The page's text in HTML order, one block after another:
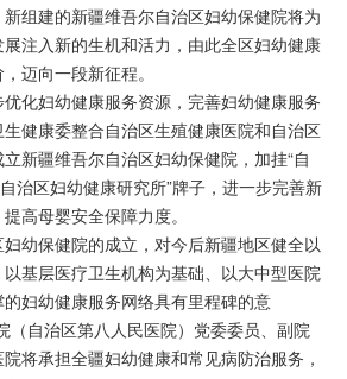
组建的新疆维吾尔自治区妇幼保健院将为
注入新的生机和活力，由此全区妇幼健康
迈向一段新征程。
妇幼健康服务资源，完善妇幼健康服务
健康委整合自治区生殖健康医院和自治区
新疆维吾尔自治区妇幼保健院，加挂“自
治区妇幼健康研究所”牌子，进一步完善新
高母婴安全保障力度。
保健院的成立，对今后新疆地区健全以
基层医疗卫生机构为基础、以大中型医院
妇幼健康服务网络具有里程碑的意
（自治区第八人民医院）党委委员、副院
将承担全疆妇幼健康和常见病防治服务，